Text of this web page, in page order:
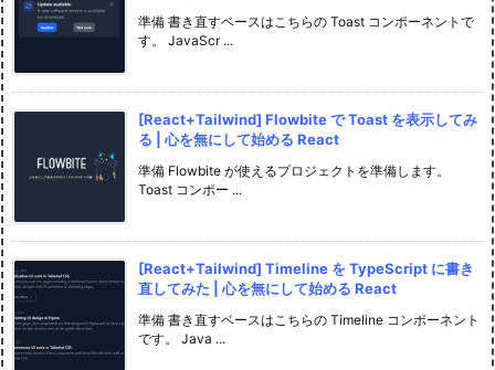
準備 書き直すベースはこちらの Toast コンポーネントで
す。 JavaScr ...
[React+Tailwind] Flowbite で Toast を表示してみ
る | 心を無にして始める React
準備 Flowbite が使えるプロジェクトを準備します。
Toast コンポー ...
[React+Tailwind] Timeline を TypeScript に書き
直してみた | 心を無にして始める React
準備 書き直すベースはこちらの Timeline コンポーネント
です。 Java ...